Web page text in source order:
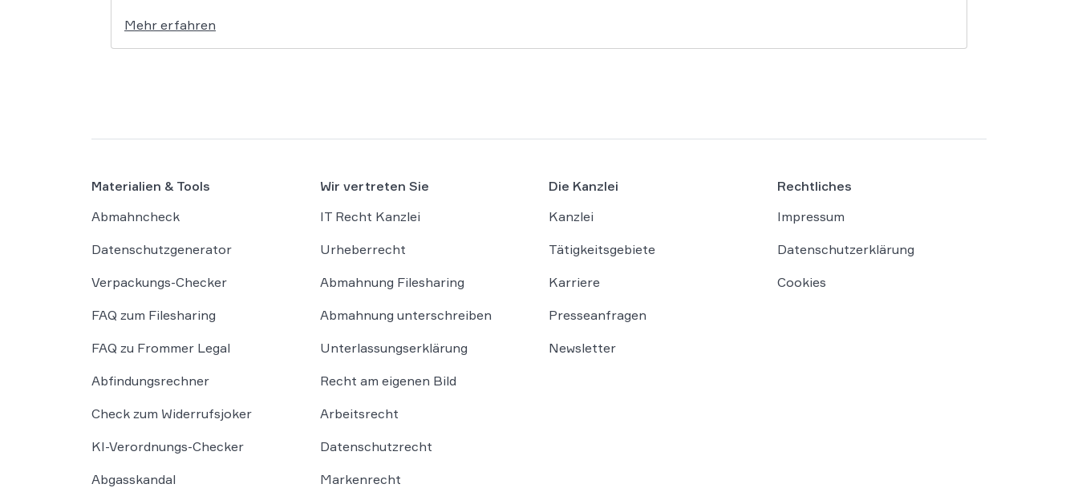
Mehr erfahren
Materialien & Tools
Abmahncheck
Datenschutzgenerator
Verpackungs-Checker
FAQ zum Filesharing
FAQ zu Frommer Legal
Abfindungsrechner
Check zum Widerrufsjoker
KI-Verordnungs-Checker
Abgasskandal
Wir vertreten Sie
IT Recht Kanzlei
Urheberrecht
Abmahnung Filesharing
Abmahnung unterschreiben
Unterlassungserklärung
Recht am eigenen Bild
Arbeitsrecht
Datenschutzrecht
Markenrecht
Die Kanzlei
Kanzlei
Tätigkeitsgebiete
Karriere
Presseanfragen
Newsletter
Rechtliches
Impressum
Datenschutzerklärung
Cookies